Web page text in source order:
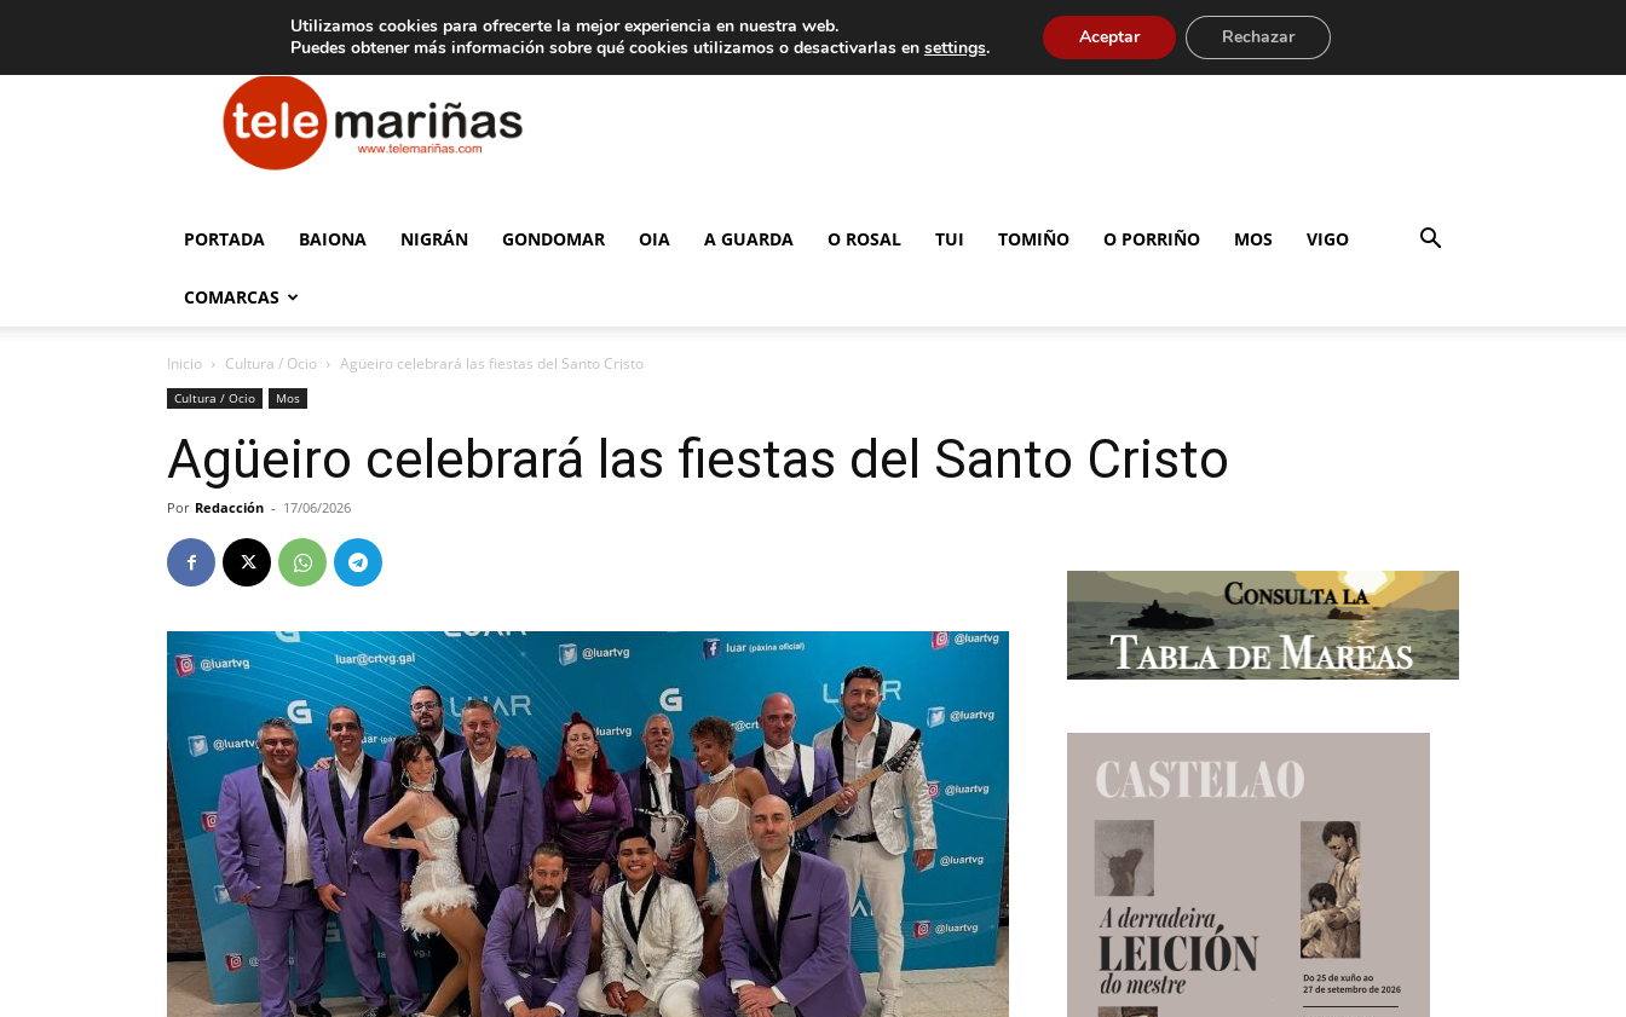
Aviso legal Tarifas de publicidad
Telemariñas
PORTADA BAIONA NIGRÁN GONDOMAR OIA A GUARDA O ROSAL TUI TOMIÑO O PORRIÑO MOS VIGO
COMARCAS
Inicio Cultura / Ocio Agüeiro celebrará las fiestas del Santo Cristo
Cultura / Ocio Mos
Agüeiro celebrará las fiestas del Santo Cristo
Por Redacción - 17/06/2026
Utilizamos cookies para ofrecerte la mejor experiencia en nuestra web.
Puedes obtener más información sobre qué cookies utilizamos o desactivarlas en settings. Aceptar Rechazar